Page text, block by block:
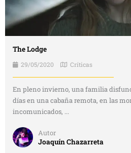
The Lodge
29/05/2020 Críticas
En pleno invierno, una familia
días en una cabaña remota, en las
incomunicados, ...
Autor
Joaquín Chazarreta